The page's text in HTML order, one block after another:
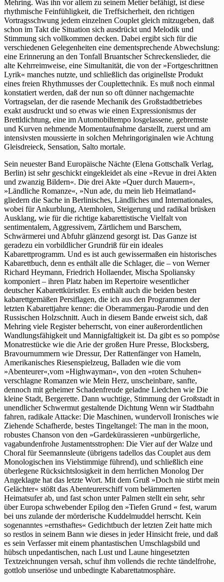
Mehring. Was ihn vor allem zu seinem Metier befähigt, ist diese
rhythmische Feinfühligkeit, die Treffsicherheit, den richtigen
Vortragsschwung jedem einzelnen Couplet gleich mitzugeben, daß
schon im Takt die Situation sich ausdrückt und Melodik und
Stimmung sich vollkommen decken. Dabei ergibt sich für die
verschiedenen Gelegenheiten eine dementsprechende Abwechslung:
eine Erinnerung an den Tonfall Bruantscher Schreckenslieder, die
alte Kehrreimweise, eine Simultanität, die von der »Fortgeschrittnen
Lyrik« manches nutzte, und schließlich das originellste Produkt
eines freien Rhythmusses der Couplettechnik. Es muß noch einmal
konstatiert werden, daß der nun so oft dünner nachgemachte
Vortragselan, der die rasende Mechanik des Großstadtbetriebes
exakt ausdruckt und so etwas wie einen Expressionismus der
Brettldichtung, eine im Automobiltempo losgelassene, gebremste
und Kurven nehmende Momentaufnahme darstellt, zuerst und am
intensivsten moussierte in solchen Mehringoriginalen wie Achtung
Gleisdreieck, Sensation, Salto mortale.
Sein neuester Band Europäische Nächte (Elena Gottschalk Verlag,
Berlin) ist sehr geschickt eingekleidet als eine »Revue in drei Akten
und zwanzig Bildern«. Die drei Akte »Quer durch Mauern«,
»Ländliche Romanze«, »Nun ade, du mein lieb Heimatland«
gliedern die Sache in Berlinisches, Ländliches und Internationales,
wobei für Ankurblung, Atemholen, Steigerung und radikal brüsken
Ausklang, wie für die richtige kabarettistische Vielfalt von
sentimentalem, Aggressivem, Zärtlichem und Barschem,
Schwärmerei und Abfuhr glänzend gesorgt ist. Das Ganze ist
geradezu ein vorbildlicher Grundriß für ein ideales
Kabarettprogramm. Und es ist auch gewissermaßen ein historisches
Kabarettbuch, denn es enthält alle die Schlager, die – von Werner
Richard Heymann, Friedrich Hollaender, Mischa Spoliansky
komponiert – ihren Platz haben im Repertoire wesentlicher
deutscher Kabarettküristler. Es enthält auch die beiden besten
kabarettgemäßen Persiflagen, die ich aus den Programmen der
letzten Kabarettjahre kenne: die Oberammergau-Parodie und den
Russischen Holzschnitt. Auch in diesem Bande erweist sich, daß
Mehring viele Register beherrscht, von einer außerordentlichen
Wandlungsfähigkeit und Mannigfaltigkeit ist. Da gibt es so pompöse
Monatrestücke wie die Arie der großen Hure Presse, Blocksberg,
Bravournummern wie Dressur, Der Rattenfänger von Hameln,
Amerikanisches Riesenspielzeug, Balladen wie die vom
»Abenteurer«,vom »Highwayman«, von den »roten Schuhen«
verschlagne Romanzen wie Mein Herz, unscheinbare, sanfte,
dennoch mit geheimer Schadenfreude geladne Liedchen wie Die
kleine Stadt, Bergerette. Dann wuchtige, Stimmung der Großstadt in
unendlicher Schwermut gestaltende Dichtung Wenn wir Stadtbahn
fahren, radikale Attacke: Die Maschinen, wundervoll Ironisches wie
Ziehende Schafherde, bestes Tingeltangel: The man in the moon,
robustes Chanson von den »Gardekürassieren «unbürgerliche,
vagabundenfrohe Justamentsstrophen: Die Vier auf der Walze und
Choral für Seemannsleute (übrigens tadellos das Couplet aus dem
Monologischen ins Vielstimmige führend), und schließlich eine
überlegene Rücksichtslosigkeit in dem herrlichen Monolog Der
Angeklagte hat das letzte Wort. Mit dem Gruß »Doch nie stirbt mein
Gelächter« stößt das Abenteurerschiff vom belämmerten
Heimatsufer ab, und fast schon unter Palmen stellt ein sehr, sehr
über Europa schwebender Epilog den »Tiefen Grund « fest, warum
bei uns zulande der mörderische Kuddelmuddel herrscht. Kein
sogenanntes »ernsthaftes« Gedichtbuch der letzten Zeit hatte mich
so restlos in seinem Bann wie dieses in jeder Hinsicht freie, und daß
es sein Verfasser mit einem phantastischen Umschlagsbild und
hübsch unpedantischen, nach Lust und Laune hingesetzten
Textzeichnungen versah, schuf ihm vollends die rechte tändelfrohe,
gottlob unseriöse und unbedingte Kabarettatmosphäre.